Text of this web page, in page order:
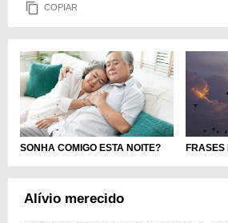
COPIAR
SONHA COMIGO ESTA NOITE? FRASES
Alívio merecido